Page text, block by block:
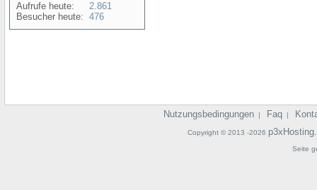
Aufrufe heute:
Besucher heute:
2.861
476
Nutzungsbedingungen | Faq |
Copyright © 2013 -2026
Seite